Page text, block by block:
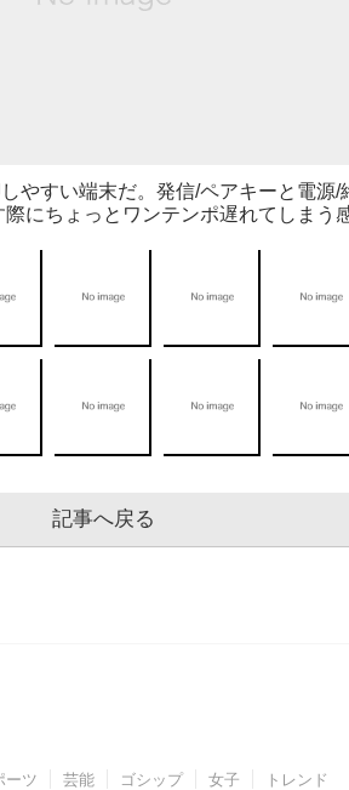
やすい端末だ。発信/ペアキーと電源/
にちょっとワンテンポ遅れてしまう
記事へ戻る
ーツ 芸能 ゴシップ 女子 トレンド